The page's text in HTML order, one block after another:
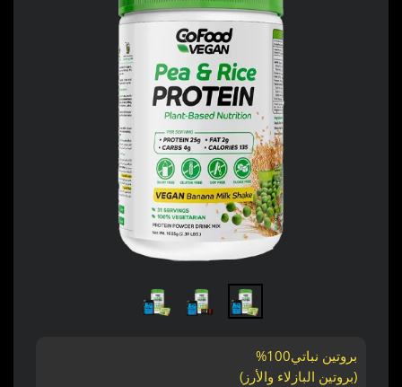
بروتين نباتي100%
(بروتين البازلاء والأرز)